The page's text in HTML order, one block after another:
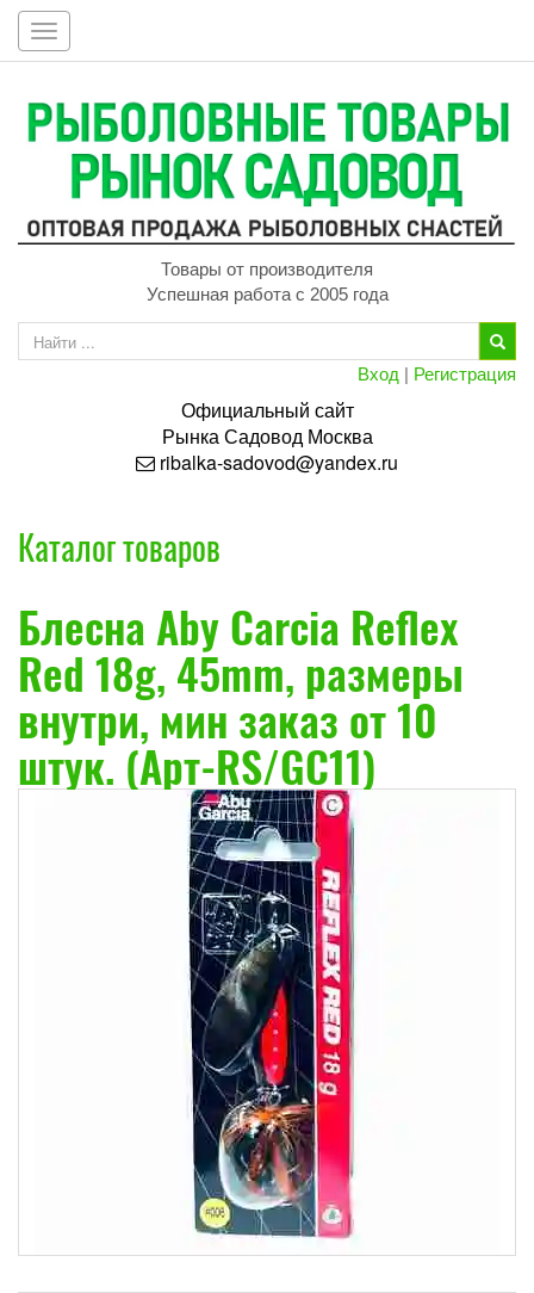
Toggle
navigation
Товары от производителя
Успешная работа с 2005 года
Вход | Регистрация
Официальный сайт
РынкаСадовод Москва
ribalka-sadovod@yandex.ru
Каталог товаров
Блесна Aby Carcia Reflex
Red 18g, 45mm, размеры
внутри, мин заказ от 10
штук. (Арт-RS/GC11)